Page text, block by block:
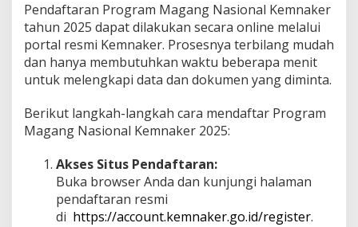
Pendaftaran Program Magang Nasional Kemnaker
tahun 2025 dapat dilakukan secara online melalui
portal resmi Kemnaker. Prosesnya terbilang mudah
dan hanya membutuhkan waktu beberapa menit
untuk melengkapi data dan dokumen yang diminta.
Berikut langkah-langkah cara mendaftar Program
Magang Nasional Kemnaker 2025:
Akses Situs Pendaftaran:
Buka browser Anda dan kunjungi halaman
pendaftaran resmi
di https://account.kemnaker.go.id/register.